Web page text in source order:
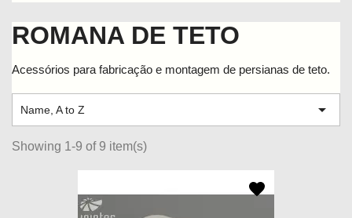
ROMANA DE TETO
Acessórios para fabricação e montagem de persianas de teto.
Name, A to Z 
Showing 1-9 of 9 item(s)